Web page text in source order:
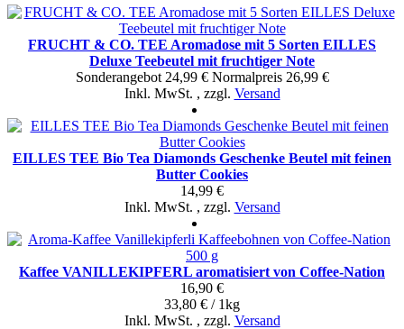
FRUCHT & CO. TEE Aromadose mit 5 Sorten EILLES
Deluxe Teebeutel mit fruchtiger Note
Sonderangebot 24,99 € Normal­preis 26,99 €
Inkl. MwSt. , zzgl. Versand
EILLES TEE Bio Tea Diamonds Geschenke Beutel mit feinen
Butter Cookies
14,99 €
Inkl. MwSt. , zzgl. Versand
Kaffee VANILLEKIPFERL aromatisiert von Coffee-Nation
16,90 €
33,80 € / 1kg
Inkl. MwSt. , zzgl. Versand